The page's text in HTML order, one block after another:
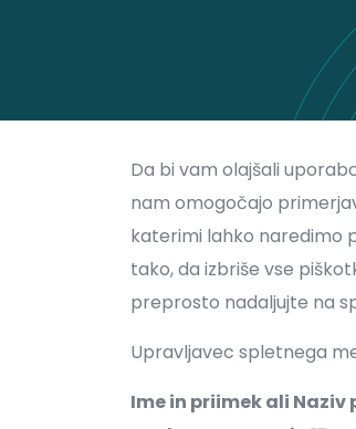
Da bi vam olajšali
nam omogočajo
katerimi lahko naredimo
tako, da izbriše vse
preprosto nadaljujte na
Upravljavec spletnega
Ime in priimek ali Naziv